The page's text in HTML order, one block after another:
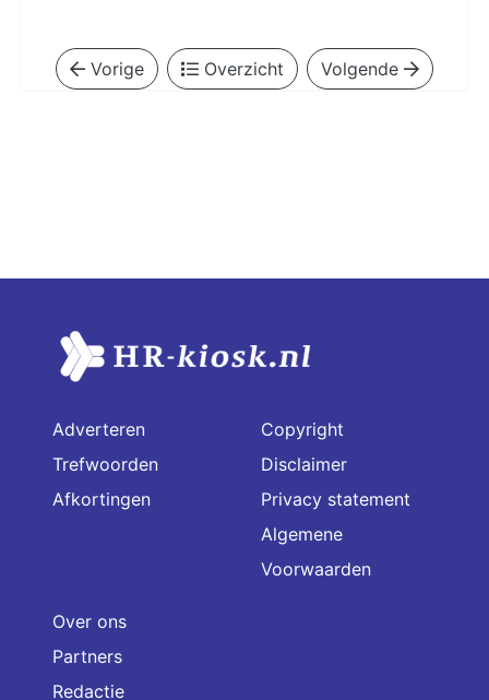
Vorige Overzicht Volgende
Adverteren
Trefwoorden
Afkortingen
Copyright
Disclaimer
Privacy statement
Algemene
Voorwaarden
Over ons
Partners
Redactie